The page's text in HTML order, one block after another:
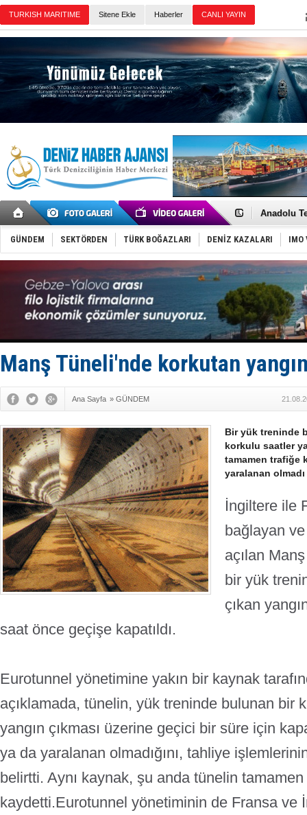
TURKISH MARITIME Sitene Ekle Haberler CANLI YAYIN
İnsansız
Anadolu
Derince,
Tüpraş,
İTU AUV,
LNG
PROYAD,
Türkiye-
Türk
Deniz
DÖDER,
Fairline,
Runit
GÜNDEM SEKTÖRDEN TÜRK BOĞAZLARI DENİZ KAZALARI IMO
Manş Tüneli'nde korkutan
Ana Sayfa » GÜNDEM
Bir yük treninde
korkulu saatler
tamamen trafiğe
yaralanan olmadı
İngiltere ile
bağlayan
açılan
bir yük
çıkan
saat önce geçişe kapatıldı.
Eurotunnel yönetimine yakın bir kaynak
açıklamada, tünelin, yük treninde bulunan bir
yangın çıkması üzerine geçici bir süre için
ya da yaralanan olmadığını, tahliye
belirtti. Aynı kaynak, şu anda tünelin
kaydetti.Eurotunnel yönetiminin de Fransa ve